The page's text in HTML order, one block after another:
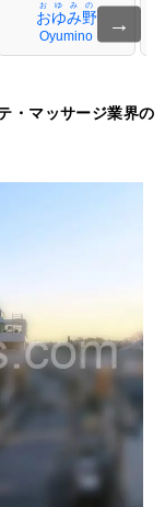
おゆみ野
おゆみの
Oyumino
→
・マッサージ業界の